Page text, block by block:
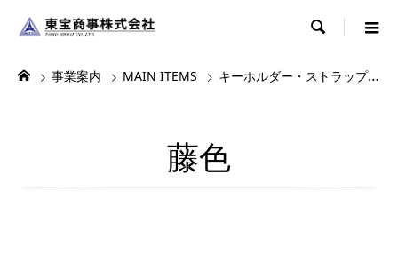

事業案内 MAIN ITEMS キーホルダー・ストラップ・根付
藤色